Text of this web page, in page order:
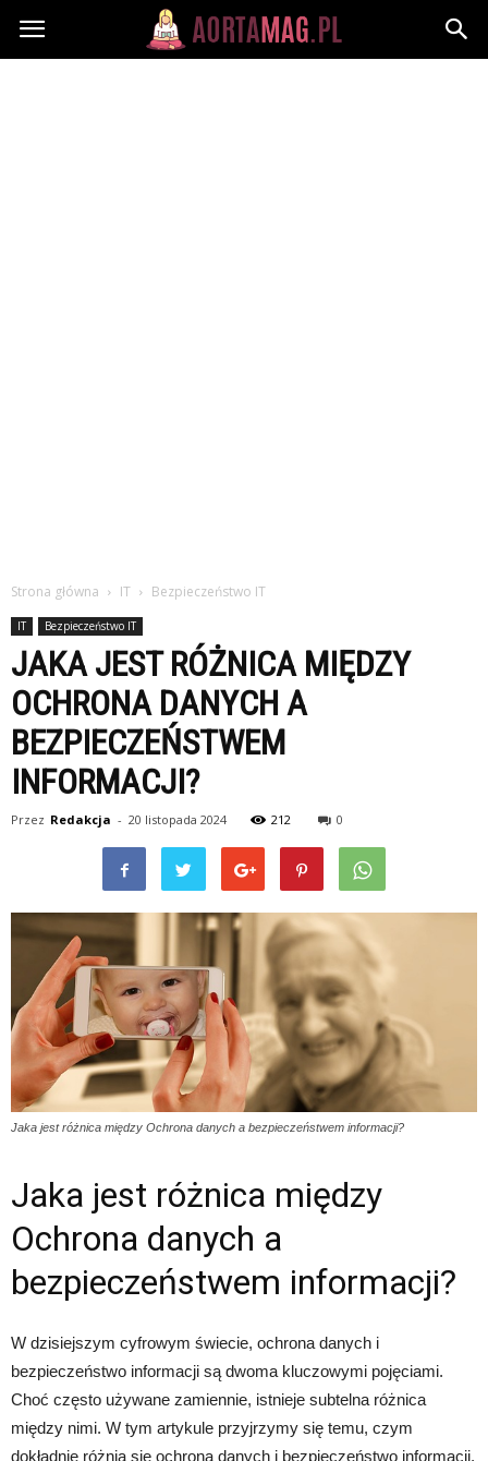
Aortamag.pl
Strona główna IT Bezpieczeństwo IT
IT Bezpieczeństwo IT
JAKA JEST RÓŻNICA MIĘDZY
OCHRONA DANYCH A
BEZPIECZEŃSTWEM
INFORMACJI?
Przez Redakcja - 20 listopada 2024 212 0
Jaka jest różnica między Ochrona danych a bezpieczeństwem informacji?
Jaka jest różnica między
Ochrona danych a
bezpieczeństwem informacji?
W dzisiejszym cyfrowym świecie, ochrona danych i
bezpieczeństwo informacji są dwoma kluczowymi pojęciami.
Choć często używane zamiennie, istnieje subtelna różnica
między nimi. W tym artykule przyjrzymy się temu, czym
dokładnie różnią się ochrona danych i bezpieczeństwo informacji.